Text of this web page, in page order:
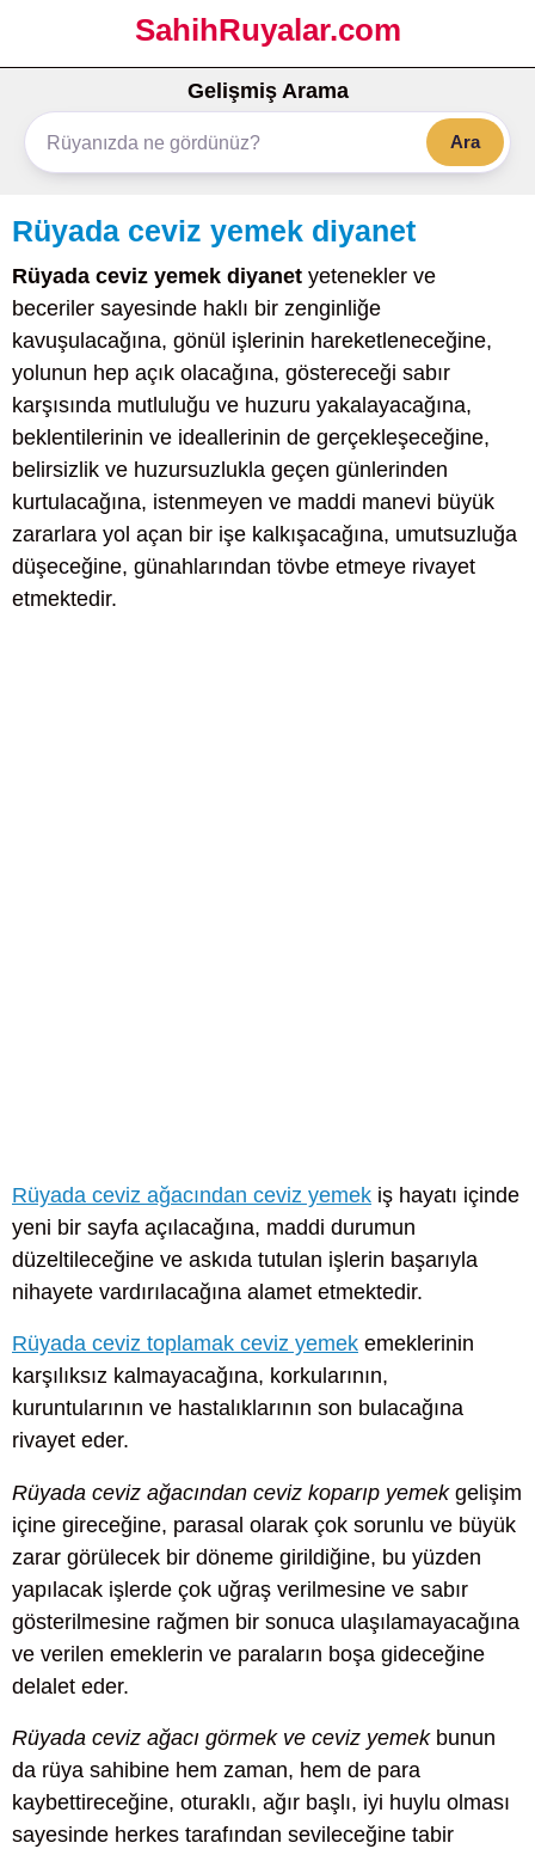
SahihRuyalar.com
Gelişmiş Arama
Ara
Rüyada ceviz yemek diyanet
Rüyada ceviz yemek diyanet yetenekler ve
beceriler sayesinde haklı bir zenginliğe
kavuşulacağına, gönül işlerinin hareketleneceğine,
yolunun hep açık olacağına, göstereceği sabır
karşısında mutluluğu ve huzuru yakalayacağına,
beklentilerinin ve ideallerinin de gerçekleşeceğine,
belirsizlik ve huzursuzlukla geçen günlerinden
kurtulacağına, istenmeyen ve maddi manevi büyük
zararlara yol açan bir işe kalkışacağına, umutsuzluğa
düşeceğine, günahlarından tövbe etmeye rivayet
etmektedir.
Rüyada ceviz ağacından ceviz yemek iş hayatı içinde
yeni bir sayfa açılacağına, maddi durumun
düzeltileceğine ve askıda tutulan işlerin başarıyla
nihayete vardırılacağına alamet etmektedir.
Rüyada ceviz toplamak ceviz yemek emeklerinin
karşılıksız kalmayacağına, korkularının,
kuruntularının ve hastalıklarının son bulacağına
rivayet eder.
Rüyada ceviz ağacından ceviz koparıp yemekgelişim
içine gireceğine, parasal olarak çok sorunlu ve büyük
zarar görülecek bir döneme girildiğine, bu yüzden
yapılacak işlerde çok uğraş verilmesine ve sabır
gösterilmesine rağmen bir sonuca ulaşılamayacağına
ve verilen emeklerin ve paraların boşa gideceğine
delalet eder.
Rüyada ceviz ağacı görmek ve ceviz yemekbunun
da rüya sahibine hem zaman, hem de para
kaybettireceğine, oturaklı, ağır başlı, iyi huylu olması
sayesinde herkes tarafından sevileceğine tabir